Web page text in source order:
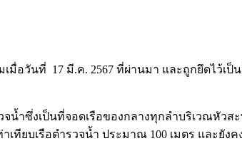
วันที่ 17 มี.ค. 2567 ที่ผ่านมา และถูกยึดไว้เป็น
น้ำซึ่งเป็นที่จอดเรือของกลางทุกลำบริเวณหัวส
ทียบเรือตำรวจน้ำ ประมาณ 100 เมตร และยัง